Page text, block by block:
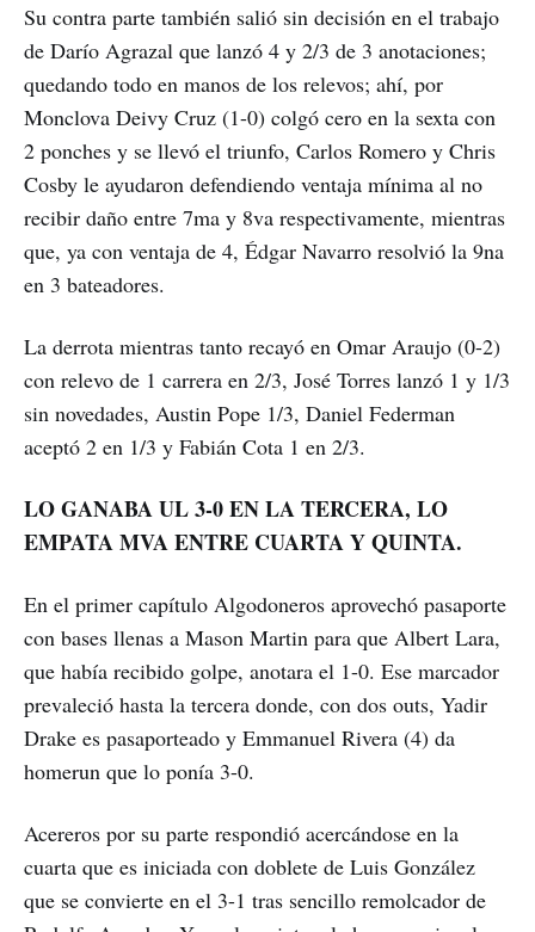
Su contra parte también salió sin decisión en el trabajo
de Darío Agrazal que lanzó 4 y 2/3 de 3 anotaciones;
quedando todo en manos de los relevos; ahí, por
Monclova Deivy Cruz (1-0) colgó cero en la sexta con
2 ponches y se llevó el triunfo, Carlos Romero y Chris
Cosby le ayudaron defendiendo ventaja mínima al no
recibir daño entre 7ma y 8va respectivamente, mientras
que, ya con ventaja de 4, Édgar Navarro resolvió la 9na
en 3 bateadores.
La derrota mientras tanto recayó en Omar Araujo (0-2)
con relevo de 1 carrera en 2/3, José Torres lanzó 1 y 1/3
sin novedades, Austin Pope 1/3, Daniel Federman
aceptó 2 en 1/3 y Fabián Cota 1 en 2/3.
LO GANABA UL 3-0 EN LA TERCERA, LO
EMPATA MVA ENTRE CUARTA Y QUINTA.
En el primer capítulo Algodoneros aprovechó pasaporte
con bases llenas a Mason Martin para que Albert Lara,
que había recibido golpe, anotara el 1-0. Ese marcador
prevaleció hasta la tercera donde, con dos outs, Yadir
Drake es pasaporteado y Emmanuel Rivera (4) da
homerun que lo ponía 3-0.
Acereros por su parte respondió acercándose en la
cuarta que es iniciada con doblete de Luis González
que se convierte en el 3-1 tras sencillo remolcador de